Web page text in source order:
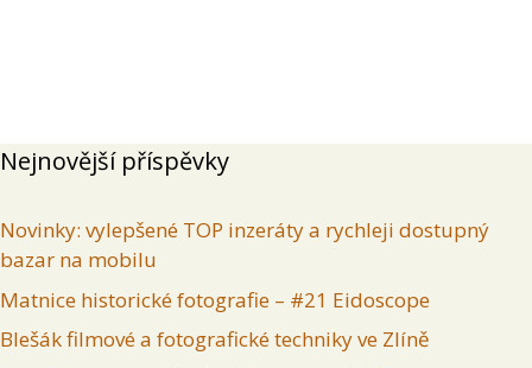
Nejnovější příspěvky
Novinky: vylepšené TOP inzeráty a rychleji dostupný
bazar na mobilu
Matnice historické fotografie – #21 Eidoscope
Blešák filmové a fotografické techniky ve Zlíně